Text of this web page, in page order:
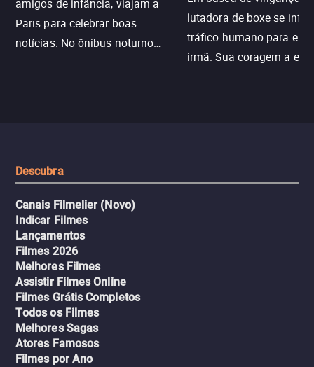
amigos de infância, viajam a
Paris para celebrar boas
notícias. No ônibus noturno
lutadora de boxe se
tráfico humano para
irmã. Sua coragem a
Descubra
Canais Filmelier (Novo)
Indicar Filmes
Lançamentos
Filmes 2026
Melhores Filmes
Assistir Filmes Online
Filmes Grátis Completos
Todos os Filmes
Melhores Sagas
Atores Famosos
Filmes por Ano